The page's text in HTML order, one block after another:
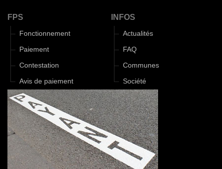
FPS
Fonctionnement
Paiement
Contestation
Avis de paiement
INFOS
Actualités
FAQ
Communes
Société